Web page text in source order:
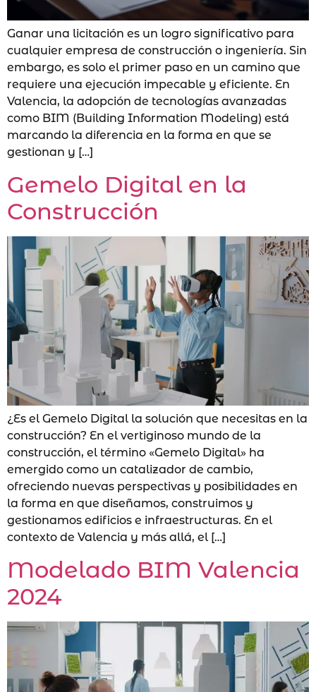
Ganar una licitación es un logro significativo para
cualquier empresa de construcción o ingeniería. Sin
embargo, es solo el primer paso en un camino que
requiere una ejecución impecable y eficiente. En
Valencia, la adopción de tecnologías avanzadas
como BIM (Building Information Modeling) está
marcando la diferencia en la forma en que se
gestionan y […]
Gemelo Digital en la
Construcción
¿Es el Gemelo Digital la solución que necesitas en la
construcción? En el vertiginoso mundo de la
construcción, el término «Gemelo Digital» ha
emergido como un catalizador de cambio,
ofreciendo nuevas perspectivas y posibilidades en
la forma en que diseñamos, construimos y
gestionamos edificios e infraestructuras. En el
contexto de Valencia y más allá, el […]
Modelado BIM Valencia
2024